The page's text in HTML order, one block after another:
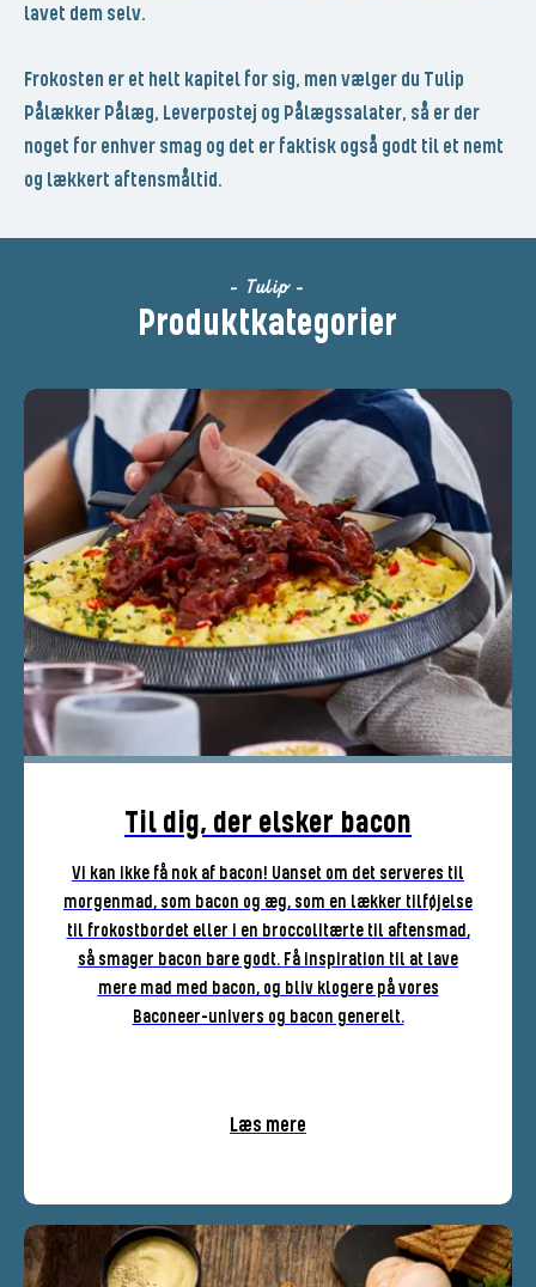
lavet dem selv.
Frokosten er et helt kapitel for sig, men vælger du Tulip
Pålækker Pålæg, Leverpostej og Pålægssalater, så er der
noget for enhver smag og det er faktisk også godt til et nemt
og lækkert aftensmåltid.
- Tulip -
Produktkategorier
Til dig, der elsker bacon
Vi kan ikke få nok af bacon! Uanset om det serveres til
morgenmad, som bacon og æg, som en lækker tilføjelse
til frokostbordet eller i en broccolitærte til aftensmad,
så smager bacon bare godt. Få inspiration til at lave
mere mad med bacon, og bliv klogere på vores
Baconeer-univers og bacon generelt.
Læs mere